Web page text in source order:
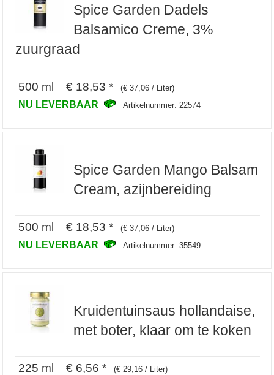
Spice Garden Dadels
Balsamico Creme, 3%
zuurgraad
500 ml € 18,53 * (€ 37,06 / Liter)
NU LEVERBAAR Artikelnummer: 22574
Spice Garden Mango Balsam
Cream, azijnbereiding
500 ml € 18,53 * (€ 37,06 / Liter)
NU LEVERBAAR Artikelnummer: 35549
Kruidentuinsaus hollandaise,
met boter, klaar om te koken
225 ml € 6,56 * (€ 29,16 / Liter)